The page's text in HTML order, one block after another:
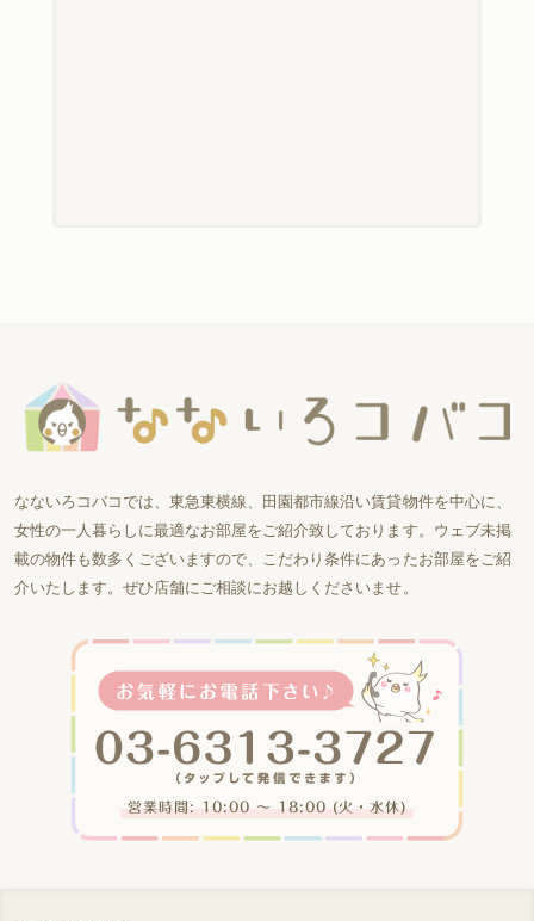
なないろコバコでは、東急東横線、田園都市線沿い賃貸物件を中心に、
女性の一人暮らしに最適なお部屋をご紹介致しております。ウェブ未掲
載の物件も数多くございますので、こだわり条件にあったお部屋をご紹
介いたします。ぜひ店舗にご相談にお越しくださいませ。
営業時間: 10:00 〜 18:00 (火・水休)